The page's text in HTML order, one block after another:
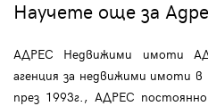
Научете още за
АДРЕС Недвижими имоти АД
агенция за недвижими имоти
през 1993г., АДРЕС